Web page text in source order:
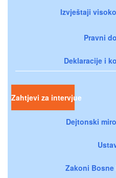
Izvještaji
Pravni
Deklaracije i
Zahtjevi za intervjue
Dejtonski
Zakoni